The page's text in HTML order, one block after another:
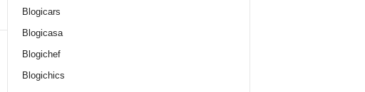
Blogicars
Blogicasa
Blogichef
Blogichics